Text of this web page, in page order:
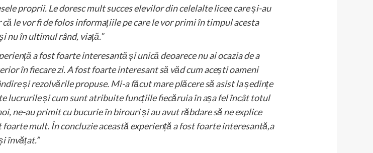
proprii. Le doresc mult succes elevilor din celelalte licee care și-au
le vor fi de folos informațiile pe care le vor primi în timpul acesta
nu în ultimul rând, viață.”
a fost foarte interesantă și unică deoarece nu ai ocazia de a
în fiecare zi. A fost foarte interesant să văd cum acești oameni
și rezolvările propuse. Mi-a făcut mare plăcere să asist la ședințe
lucrurile și cum sunt atribuite funcțiile fiecăruia în așa fel încât totul
ne-au primit cu bucurie în birouri și au avut răbdare să ne explice
mult. În concluzie această experiență a fost foarte interesantă,a
învățat.”